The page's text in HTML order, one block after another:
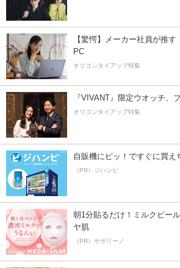
【驚愕】メーカー社員が推
PC
オリコンタイアップ特集
『VIVANT』限定ウオッチ、
オリコンタイアップ特集
自販機にピッ！ですぐに買え
（PR）ジハンピ
朝1分貼るだけ！ミルクピー
ヤ肌
（PR）サボリーノ